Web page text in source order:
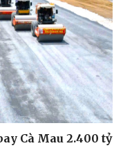
Cà Mau 2.400 tỷ